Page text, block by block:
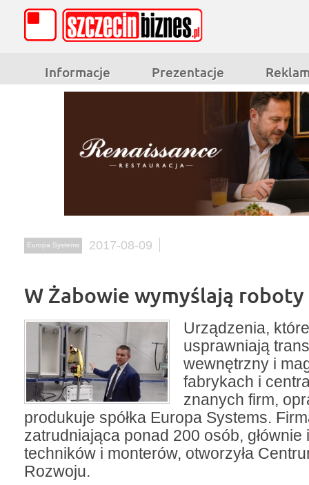
Informacje Prezentacje
Europa Systems 2017-08-09
W Żabowie wymyślają roboty
Urządzenia,
usprawniają
wewnętrzny i
fabrykach i
znanych firm,
produkuje spółka Europa Systems.
zatrudniająca ponad 200 osób, głównie
techników i monterów, otworzyła
Rozwoju.